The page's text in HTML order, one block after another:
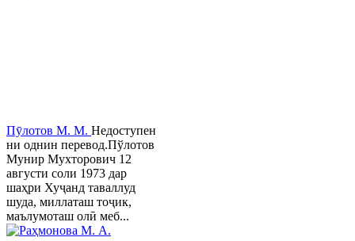
Пӯлотов М. М. Недоступен
ни однин перевод.Пўлотов
Мунир Мухторович 12
августи соли 1973 дар
шаҳри Хуҷанд таваллуд
шуда, миллаташ тоҷик,
маълумоташ олӣ меб...